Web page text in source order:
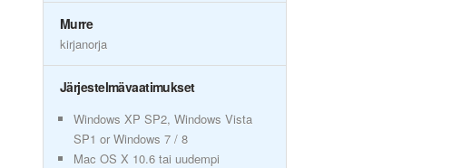
Murre
kirjanorja
Järjestelmävaatimukset
Windows XP SP2, Windows Vista
SP1 or Windows 7 / 8
Mac OS X 10.6 tai uudempi